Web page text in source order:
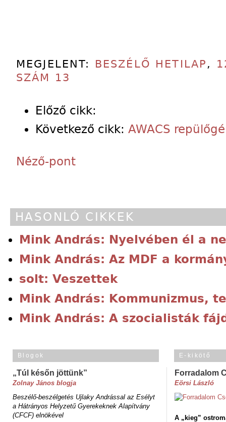
MEGJELENT: BESZÉLŐ HETILAP ,
SZÁM 13
Előző cikk:
Következő cikk: AWACS
Néző-pont
HASONLÓ CIKKEK
Mink András: Nyelvében él a
Mink András: Az MDF a
solt: Veszettek
Mink András: Kommunizmus,
Mink András: A szocialisták
Blogok
„Túl későn jöttünk”
Zolnay János blogja
Beszélő-beszélgetés Ujlaky Andrással az Esélyt
a Hátrányos Helyzetű Gyerekeknek Alapítvány
(CFCF) elnökével
E-kikötő
Forradalom
Eörsi László
A „kieg”